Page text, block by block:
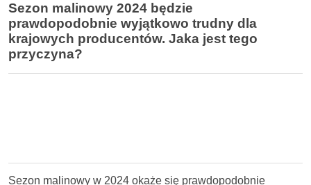
Sezon malinowy 2024 będzie
prawdopodobnie wyjątkowo trudny dla
krajowych producentów. Jaka jest tego
przyczyna?
Sezon malinowy w 2024 okaże się prawdopodobnie